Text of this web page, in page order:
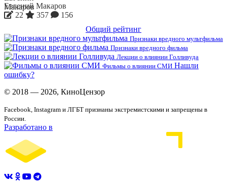
Евгений Макаров
22
357
156
Общий рейтинг
Признаки вредного мультфильма
Признаки вредного фильма
Лекции о влиянии Голливуда
Фильмы о влиянии СМИ Нашли
ошибку?
© 2018 — 2026, КиноЦензор
Facebook, Instagram и ЛГБТ признаны экстремистскими и запрещены в
России.
Разработано в